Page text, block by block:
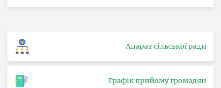
Апарат сільської ради
Графік прийому громадян